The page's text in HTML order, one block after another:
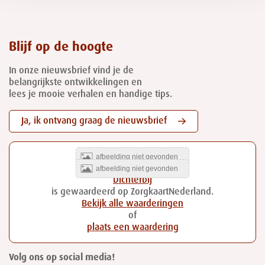
Blijf op de hoogte
In onze nieuwsbrief vind je de
belangrijkste ontwikkelingen en
lees je mooie verhalen en handige tips.
Ja, ik ontvang graag de nieuwsbrief
Dichterbij
is gewaardeerd op ZorgkaartNederland.
Bekijk alle waarderingen
of
plaats een waardering
Volg ons op social media!